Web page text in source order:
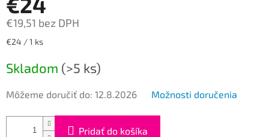
€19,51 bez DPH
Jednotková
€24 / 1 ks
Skladom (>5 ks)
Môžeme doručiť do: 12.8.2026 Možnosti doručenia
Pridať do košíka